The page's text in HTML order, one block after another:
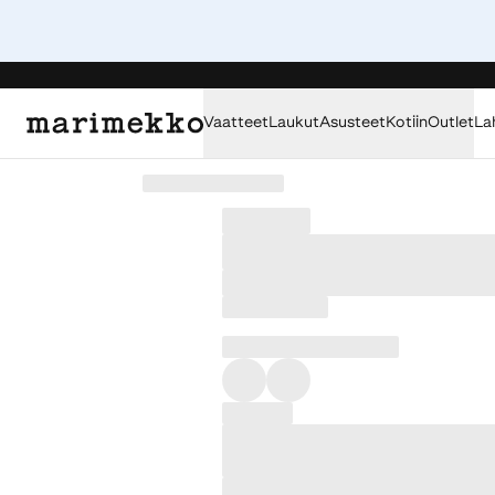
VaatteetLaukutAsusteetKotiinOutlet